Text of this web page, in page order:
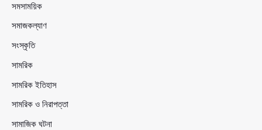
সমসাময়িক
সমাজকল্যাণ
সংস্কৃতি
সামরিক
সামরিক ইতিহাস
সামরিক ও নিরাপত্তা
সামাজিক ঘটনা